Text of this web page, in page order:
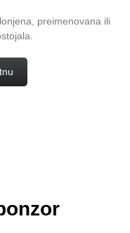
preimenovana ili